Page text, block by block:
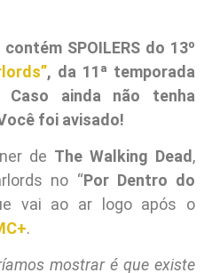
SPOILERS do 13º
, da 11ª temporada
Caso ainda não tenha
foi avisado!
de The Walking Dead ,
no “Por Dentro do
vai ao ar logo após o
.
mostrar é que existe